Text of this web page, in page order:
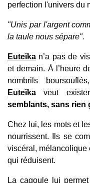
perfection l'univers du
"Unis par l'argent
la taule nous sépare".
Euteïka n’a pas de
et demain. À l’heure
nombrils
Euteïka veut
semblants, sans rien
Chez lui, les mots et
nourrissent. Ils se
viscéral, mélancolique
qui réduisent.
La cagoule lui